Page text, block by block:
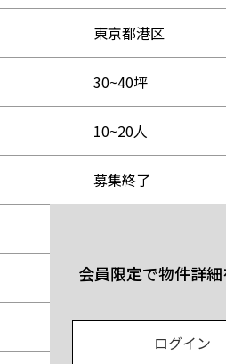
東京都港区
30~40坪
10~20人
募集終了
-
-
会員限定で物件詳
ログイン